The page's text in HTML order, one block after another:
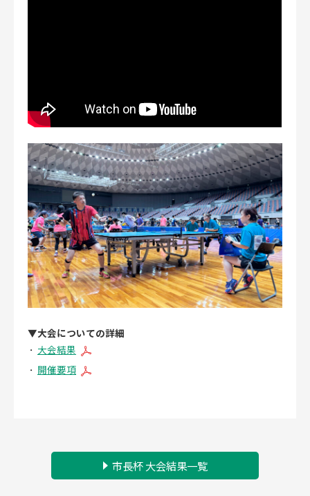
▼大会についての詳細
大会結果
開催要項
市長杯 大会結果一覧